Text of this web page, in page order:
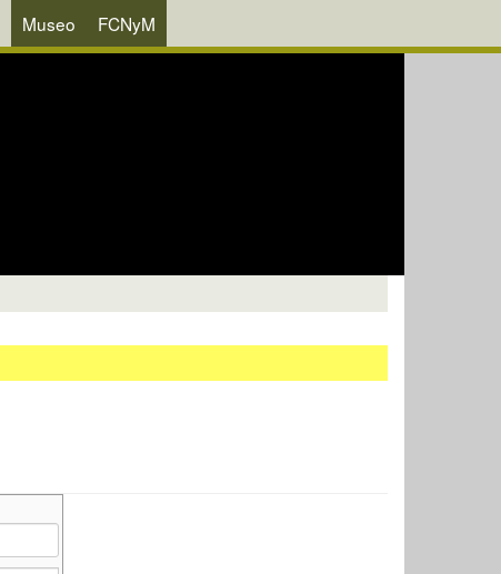
Museo FCNyM